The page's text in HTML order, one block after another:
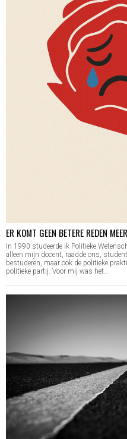
ER KOMT GEEN BETERE REDEN
In 1990 studeerde ik Politieke
alleen mijn docent, raadde ons,
bestuderen, maar ook de politieke
politieke partij. Voor mij was het…